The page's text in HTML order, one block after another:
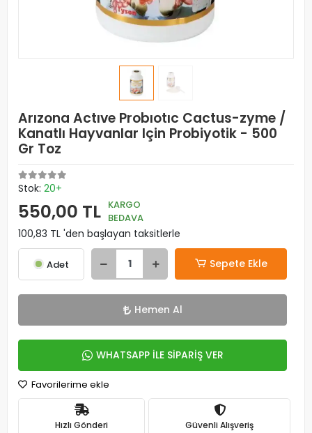
Arızona Actıve Probıotıc Cactus-zyme /
Kanatlı Hayvanlar Için Probiyotik - 500
Gr Toz
Stok: 20+
550,00 TL KARGO
BEDAVA
100,83 TL 'den başlayan taksitlerle
Adet Sepete Ekle
Hemen Al
WHATSAPP İLE SİPARİŞ VER
Favorilerime ekle
Hızlı Gönderi Güvenli Alışveriş